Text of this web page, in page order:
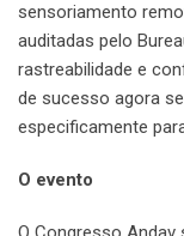
sensoriamento
auditadas pelo
rastreabilidade e
de sucesso agora
especificamente
O evento